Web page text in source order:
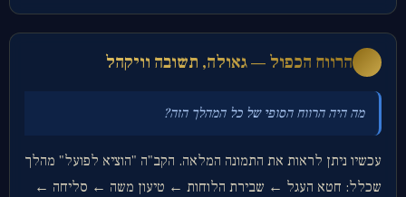
הרווח הכפול — גאולה, תשובה וויקהל
מה היה הרווח הסופי של כל המהלך הזה?
עכשיו ניתן לראות את התמונה המלאה. הקב"ה "הוציא לפועל" מהלך
שכלל: חטא העגל ← שבירת הלוחות ← טיעון משה ← סליחה ←